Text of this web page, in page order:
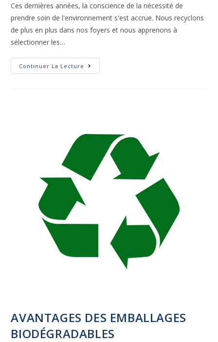
Ces dernières années, la conscience de la nécessité de
prendre soin de l'environnement s'est accrue. Nous recyclons
de plus en plus dans nos foyers et nous apprenons à
sélectionner les…
Continuer La Lecture
AVANTAGES DES EMBALLAGES
BIODÉGRADABLES